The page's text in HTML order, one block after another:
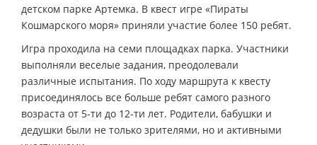
детском парке Артемка. В квест игре «Пираты
Кошмарского моря» приняли участие более 150 ребят.
Игра проходила на семи площадках парка. Участники
выполняли веселые задания, преодолевали
различные испытания. По ходу маршрута к квесту
присоединялось все больше ребят самого разного
возраста от 5-ти до 12-ти лет. Родители, бабушки и
дедушки были не только зрителями, но и активными